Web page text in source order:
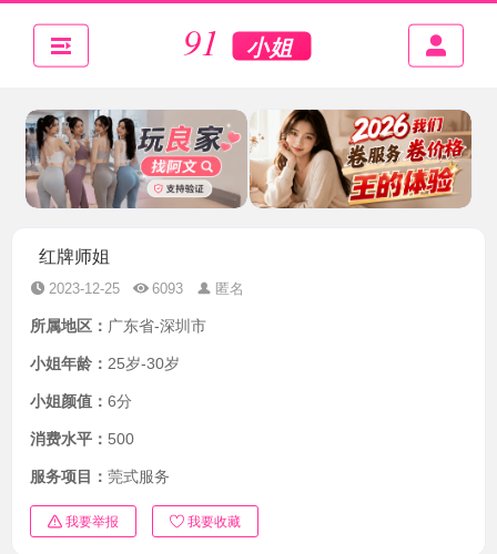
红牌师姐
2023-12-25 6093 匿名
所属地区： 广东省-深圳市
小姐年龄： 25岁-30岁
小姐颜值： 6分
消费水平： 500
服务项目： 莞式服务
我要举报 我要收藏